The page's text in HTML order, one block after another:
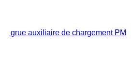
grue auxiliaire de chargement PM